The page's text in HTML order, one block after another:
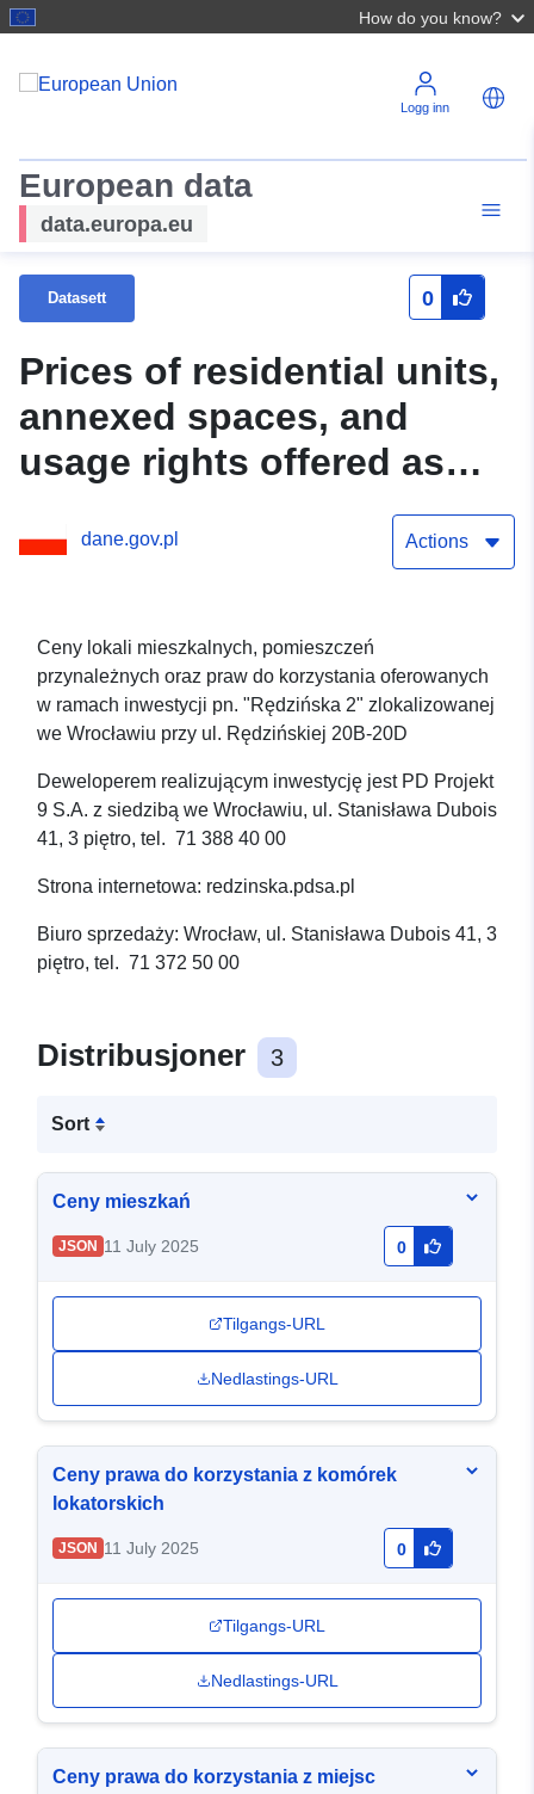
How do you know?
Logg inn
European data
data.europa.eu
Datasett 0
Prices of residential units,
annexed spaces, and
usage rights offered as
part of the “Rędzińska 2”
dane.gov.pl Actions
Ceny lokali mieszkalnych, pomieszczeń
przynależnych oraz praw do korzystania oferowanych
w ramach inwestycji pn. "Rędzińska 2" zlokalizowanej
we Wrocławiu przy ul. Rędzińskiej 20B-20D
Deweloperem realizującym inwestycję jest PD Projekt
9 S.A. z siedzibą we Wrocławiu, ul. Stanisława Dubois
41, 3 piętro, tel. 71 388 40 00
Strona internetowa: redzinska.pdsa.pl
Biuro sprzedaży: Wrocław, ul. Stanisława Dubois 41, 3
piętro, tel. 71 372 50 00
Distribusjoner 3
Sort
Ceny mieszkań
JSON 11 July 2025 0
Tilgangs-URL
Nedlastings-URL
Ceny prawa do korzystania z komórek
lokatorskich
JSON 11 July 2025 0
Tilgangs-URL
Nedlastings-URL
Ceny prawa do korzystania z miejsc